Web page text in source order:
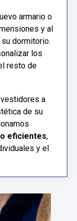
armario o
y al
dormitorio.
los
resto de
a
de su
eficientes,
y el